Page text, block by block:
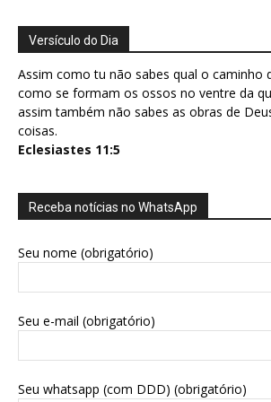
Versículo do Dia
Assim como tu não sabes qual o caminho
como se formam os ossos no ventre da
assim também não sabes as obras de
coisas.
Eclesiastes 11:5
Receba notícias no WhatsApp
Seu nome (obrigatório)
Seu e-mail (obrigatório)
Seu whatsapp (com DDD) (obrigatório)